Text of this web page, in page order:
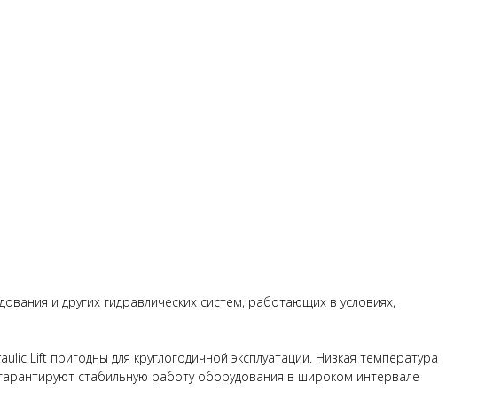
и других гидравлических систем, работающих в условиях,
Lift пригодны для круглогодичной эксплуатации. Низкая температура
стабильную работу оборудования в широком интервале